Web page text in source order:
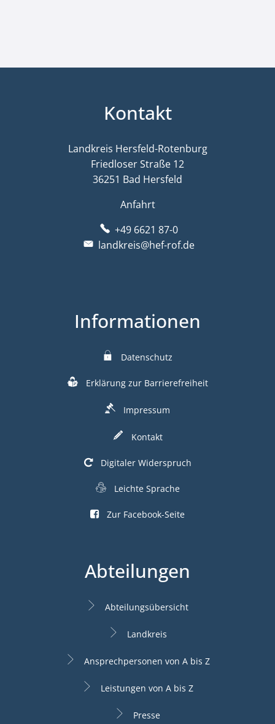
Kontakt
Landkreis Hersfeld-Rotenburg
Friedloser Straße 12
36251 Bad Hersfeld
Anfahrt
+49 6621 87-0
landkreis@hef-rof.de
Informationen
Datenschutz
Erklärung zur Barrierefreiheit
Impressum
Kontakt
Digitaler Widerspruch
Leichte Sprache
Zur Facebook-Seite
Abteilungen
Abteilungsübersicht
Landkreis
Ansprechpersonen von A bis Z
Leistungen von A bis Z
Presse